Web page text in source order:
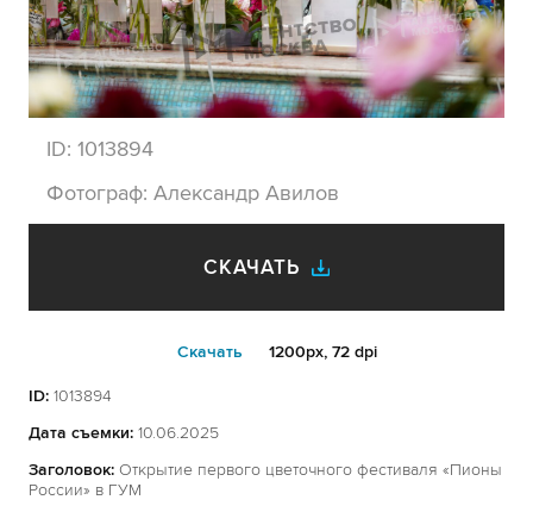
ID: 1013894
Фотограф: Александр Авилов
СКАЧАТЬ
Cкачать 1200px, 72 dpi
ID: 1013894
Дата съемки: 10.06.2025
Заголовок: Открытие первого цветочного фестиваля «Пионы
России» в ГУМ